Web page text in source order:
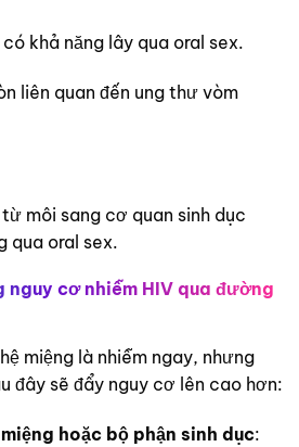
khả năng lây qua oral sex.
liên quan đến ung thư vòm
môi sang cơ quan sinh dục
qua oral sex.
nguy cơ nhiễm HIV qua đường
miệng là nhiễm ngay, nhưng
đây sẽ đẩy nguy cơ lên cao hơn:
hoặc bộ phận sinh dục: